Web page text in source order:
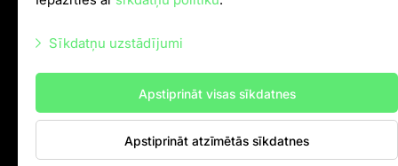
+37128001109,P–Pk 10.00–18.00
Meža prospekts 1, Rīga, LV-1014
Sīkdatņu uzstādījumi
Mārketinga sīkdatnes
Statistikas sīkdatnes
Apstiprināt visas sīkdatnes
Apstiprināt atzīmētās sīkdatnes